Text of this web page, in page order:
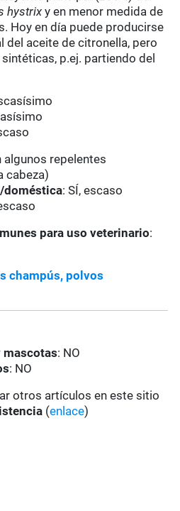
hystrix y en menor medida de
Hoy en día puede producirse
del aceite de citronella, pero
p.ej. partiendo del
algunos repelentes
cabeza)
doméstica: SÍ, escaso
para uso veterinario:
champús, polvos
mascotas: NO
: NO
otros artículos en este sitio
(enlace)